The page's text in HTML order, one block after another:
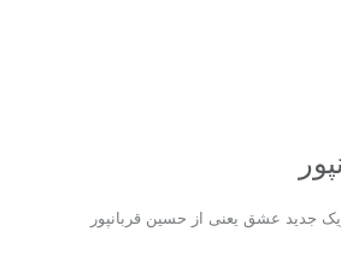
جدید عشق یعنی از حسین قربانپور